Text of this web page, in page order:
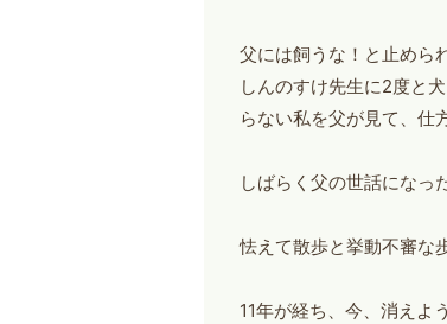
父には飼うな！と止めら
しんのすけ先生に2度と
らない私を父が見て、仕
しばらく父の世話になっ
怯えて散歩と挙動不審な
11年が経ち、今、消えよ